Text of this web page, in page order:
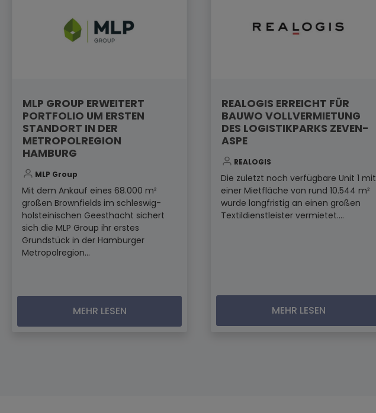
MLP GROUP ERWEITERT
PORTFOLIO UM ERSTEN
STANDORT IN DER
METROPOLREGION
HAMBURG
MLP Group
Mit dem Ankauf eines 68.000 m²
großen Brownfields im schleswig-
holsteinischen Geesthacht sichert
sich die MLP Group ihr erstes
Grundstück in der Hamburger
Metropolregion...
MEHR LESEN
REALOGIS ERREICHT FÜR
BAUWO VOLLVERMIETUNG
DES LOGISTIKPARKS ZEVEN-
ASPE
REALOGIS
Die zuletzt noch verfügbare Unit 1 mit
einer Mietfläche von rund 10.544 m²
wurde langfristig an einen großen
Textildienstleister vermietet....
MEHR LESEN